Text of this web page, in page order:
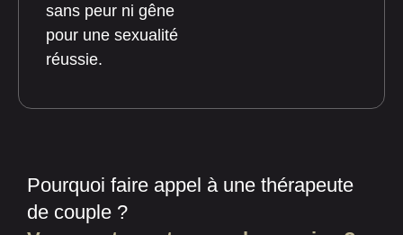
sans peur ni gêne
pour une sexualité
réussie.
Pourquoi faire appel à une thérapeute
de couple ?